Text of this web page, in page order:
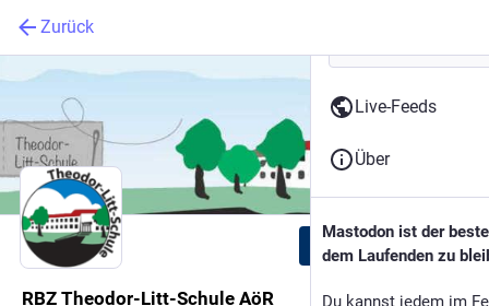
Zurück
Folgen
RBZ Theodor-Litt-Schule AöR
Live-Feeds
Über
Mastodon ist der
dem Laufenden zu
Du kannst jedem im